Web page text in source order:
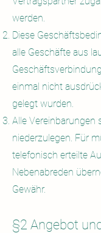
werden.
Diese
alle Geschäfte aus
einmal nicht
gelegt wurden.
Alle Vereinbarungen
niederzulegen. Für
telefonisch erteilte
Nebenabreden
Gewähr.
§2 Angebot